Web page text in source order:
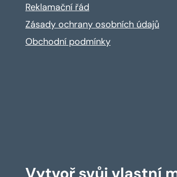
Reklamační řád
Zásady ochrany osobních údajů
Obchodní podmínky